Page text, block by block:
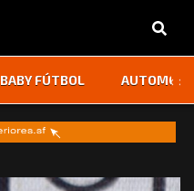
BABY FÚTBOL ‹ ›